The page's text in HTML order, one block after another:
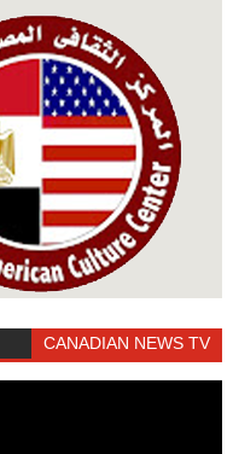
CANADIAN NEWS TV